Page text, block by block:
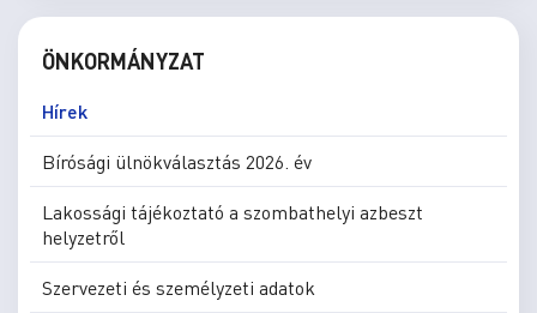
ÖNKORMÁNYZAT
Hírek
Bírósági ülnökválasztás 2026. év
Lakossági tájékoztató a szombathelyi azbeszt
helyzetről
Szervezeti és személyzeti adatok